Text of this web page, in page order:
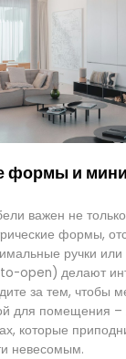
формы и
важен не
формы,
ручки или
open) делают
за тем, чтобы
для помещения –
которые
невесомым.